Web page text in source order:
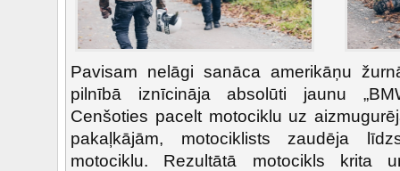
Pavisam nelāgi sanāca amerikāņu
pilnībā iznīcināja absolūti jaunu
Cenšoties pacelt motociklu uz
pakaļkājām, motociklists zaudēja
motociklu. Rezultātā motocikls krita